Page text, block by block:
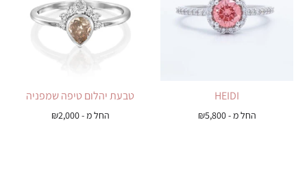
HEIDI
החל מ - ₪5,800
טבעת יהלום טיפה שמפניה
החל מ - ₪2,000